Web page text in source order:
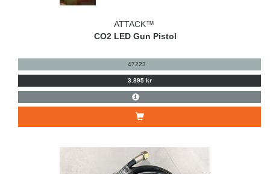
ATTACK™
CO2 LED Gun Pistol
47223
3.895 kr